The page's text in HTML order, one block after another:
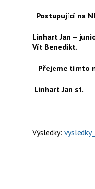
Postupující na
Linhart Jan –
Vít Benedikt.
Přejeme tímto
Linhart Jan st.
Výsledky: